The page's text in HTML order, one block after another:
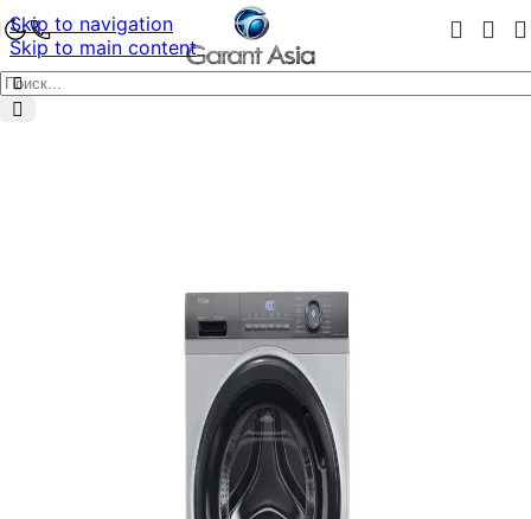
Skip to navigation
Skip to main content